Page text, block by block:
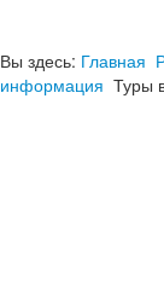
Вы здесь: Главная
информация Туры